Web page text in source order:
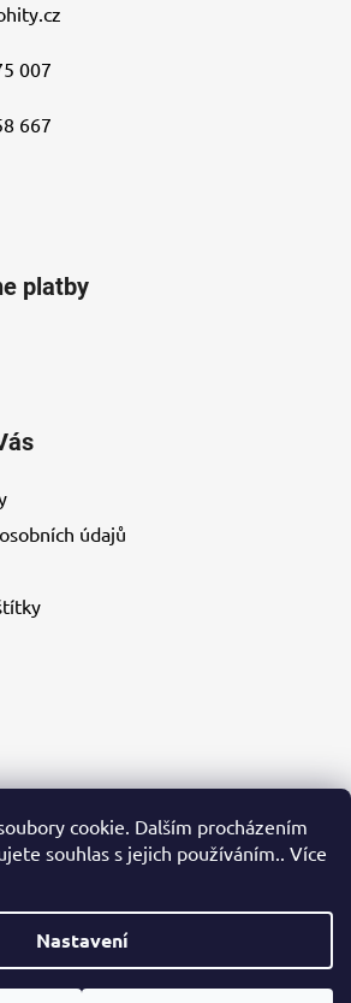
cookie. Dalším procházením
souhlas s jejich používáním.. Více
Nastavení
007
667
platby
údajů
Vytvořil Shoptet